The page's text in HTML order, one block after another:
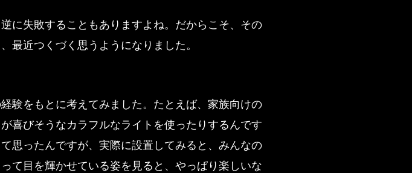
に失敗することもありますよね。だからこそ、その
最近つくづく思うようになりました。
験をもとに考えてみました。たとえば、家族向けの
喜びそうなカラフルなライトを使ったりするんです
思ったんですが、実際に設置してみると、みんなの
て目を輝かせている姿を見ると、やっぱり楽しいな